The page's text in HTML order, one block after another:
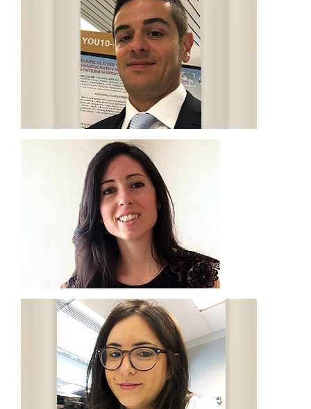
MARIOSIMONE ZOCCALI
Mi occupo dello studio della composizione chimica
della frazione insaponificabile di oli EVO, mediante
cromatografia mono- e bidimensionale accoppiata a
spettrometria di massa.
ADRIANA ARIGÒ
Mi occupo dello sviluppo di metodi cromatografici
accoppiati a rivelatori spettrofotometrici e alla
spettrometria di massa e massa tandem per la
caratterizzazione dei composti nutraceutici.
Mi occupo di analisi quali/quantitativa di oli EVO
mediante tecniche di cromatografia liquida accoppiata
alla spettrometria di massa e supportata da approcci
innovativi; inoltre di analisi MALDI-ToF-ToF.